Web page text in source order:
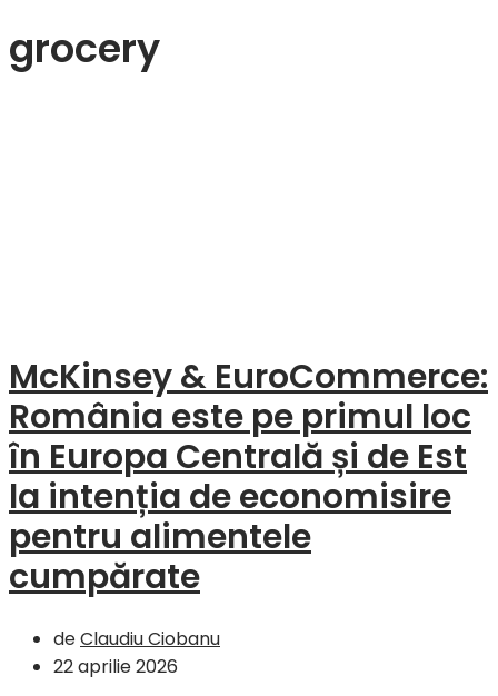
grocery
McKinsey & EuroCommerce:
România este pe primul loc
în Europa Centrală și de Est
la intenția de economisire
pentru alimentele
cumpărate
deClaudiu Ciobanu
22 aprilie 2026